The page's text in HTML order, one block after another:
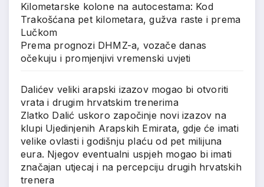
Kilometarske kolone na autocestama: Kod
Trakošćana pet kilometara, gužva raste i prema
Lučkom
Prema prognozi DHMZ-a, vozače danas
očekuju i promjenjivi vremenski uvjeti
Dalićev veliki arapski izazov mogao bi otvoriti
vrata i drugim hrvatskim trenerima
Zlatko Dalić uskoro započinje novi izazov na
klupi Ujedinjenih Arapskih Emirata, gdje će imati
velike ovlasti i godišnju plaću od pet milijuna
eura. Njegov eventualni uspjeh mogao bi imati
značajan utjecaj i na percepciju drugih hrvatskih
trenera